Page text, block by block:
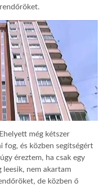
még kétszer
fog, és közben segítségért
éreztem, ha csak egy
nem akartam
de közben ő